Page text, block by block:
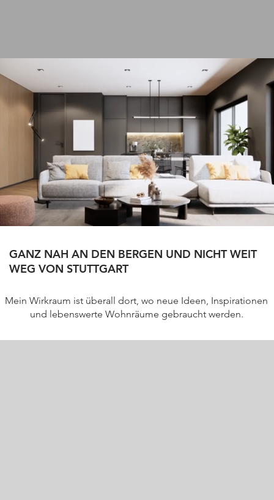
GANZ NAH AN DEN BERGEN UND NICHT WEIT
WEG VON STUTTGART
Mein Wirkraum ist überall dort, wo neue Ideen, Inspirationen
und lebenswerte Wohnräume gebraucht werden.